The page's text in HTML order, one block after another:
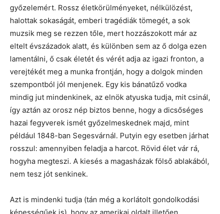
győzelemért. Rossz életkörülményeket, nélkülözést,
halottak sokaságát, emberi tragédiák tömegét, a sok
muzsik meg se rezzen tőle, mert hozzászokott már az
eltelt évszázadok alatt, és különben sem az ő dolga ezen
lamentálni, ő csak életét és vérét adja az igazi fronton, a
verejtékét meg a munka frontján, hogy a dolgok minden
szempontból jól menjenek. Egy kis bánatűző vodka
mindig jut mindenkinek, az elnök atyuska tudja, mit csinál,
így aztán az orosz nép biztos benne, hogy a dicsőséges
hazai fegyverek ismét győzelmeskednek majd, mint
például 1848-ban Segesvárnál. Putyin egy esetben járhat
rosszul: amennyiben feladja a harcot. Rövid élet vár rá,
hogyha megteszi. A kiesés a magasházak fölső ablakából,
nem tesz jót senkinek.
Azt is mindenki tudja (tán még a korlátolt gondolkodási